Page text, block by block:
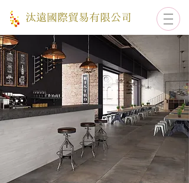
​汰遠國際貿易有限公司